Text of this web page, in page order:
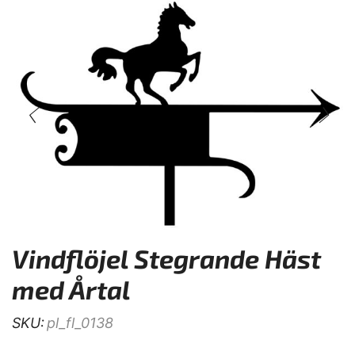
Vindflöjel Stegrande Häst
med Årtal
SKU:pl_fl_0138